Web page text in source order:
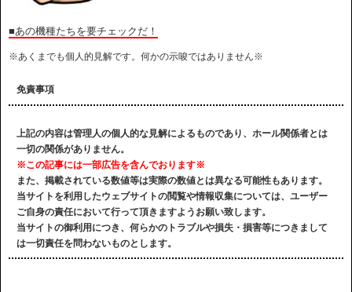
■あの機種たちを要チェックだ！
※あくまでも個人的見解です。何かの示唆ではありません※
免責事項
上記の内容は管理人の個人的な見解によるものであり、ホール関係者とは
一切の関係がありません。
※この記事には一部広告を含んでおります※
また、掲載されている数値等は実際の数値とは異なる可能性もあります。
当サイトを利用したウェブサイトの閲覧や情報収集については、ユーザー
ご自身の責任において行って頂きますようお願い致します。
当サイトの御利用につき、何らかのトラブルや損失・損害等につきまして
は一切責任を問わないものとします。